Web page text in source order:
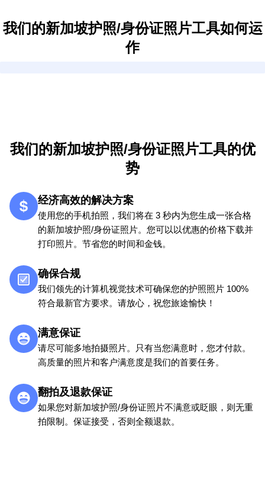
我们的新加坡护照/身份证照片工具如何运
作
我们的新加坡护照/身份证照片工具的优
势
经济高效的解决方案
使用您的手机拍照，我们将在 3 秒内为您生成一张合格
的新加坡护照/身份证照片。您可以以优惠的价格下载并
打印照片。节省您的时间和金钱。
确保合规
我们领先的计算机视觉技术可确保您的护照照片 100%
符合最新官方要求。请放心，祝您旅途愉快！
满意保证
请尽可能多地拍摄照片。只有当您满意时，您才付款。
高质量的照片和客户满意度是我们的首要任务。
翻拍及退款保证
如果您对新加坡护照/身份证照片不满意或眨眼，则无重
拍限制。保证接受，否则全额退款。